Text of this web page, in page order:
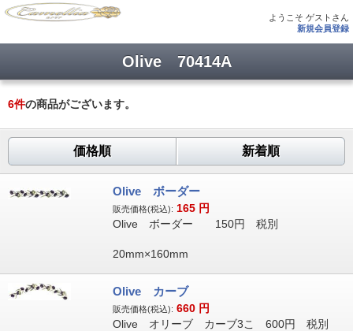
ようこそ ゲストさん
新規会員登録
Olive 70414A
6件の商品がございます。
価格順 新着順
Olive ボーダー
販売価格(税込): 165 円
Olive ボーダー 150円 税別
20mm×160mm
Olive カーブ
販売価格(税込): 660 円
Olive オリーブ カーブ3こ 600円 税別